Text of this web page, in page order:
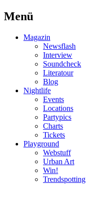
Menü
Magazin
Newsflash
Interview
Soundcheck
Literatour
Blog
Nightlife
Events
Locations
Partypics
Charts
Tickets
Playground
Webstuff
Urban Art
Win!
Trendspotting